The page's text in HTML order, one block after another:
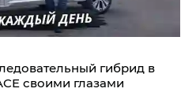
гибрид в
своими глазами